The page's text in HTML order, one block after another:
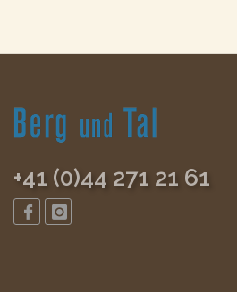
+41 (0)44 271 21 61